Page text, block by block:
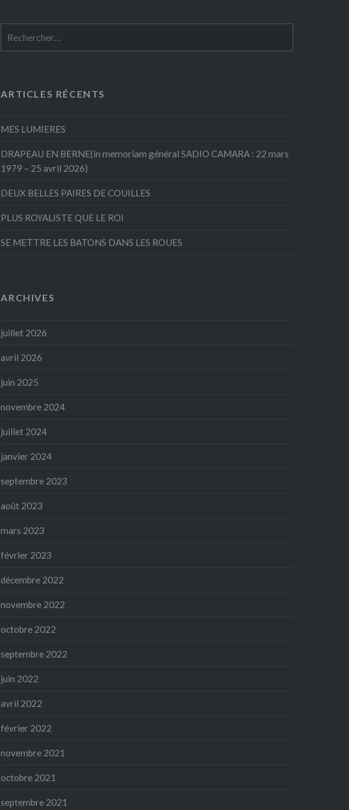
ARTICLES RÉCENTS
MES LUMIERES
DRAPEAU EN BERNE(in memoriam général SADIO CAMARA : 22 mars
1979 – 25 avril 2026)
DEUX BELLES PAIRES DE COUILLES
PLUS ROYALISTE QUE LE ROI
SE METTRE LES BATONS DANS LES ROUES
ARCHIVES
juillet 2026
avril 2026
juin 2025
novembre 2024
juillet 2024
janvier 2024
septembre 2023
août 2023
mars 2023
février 2023
décembre 2022
novembre 2022
octobre 2022
septembre 2022
juin 2022
avril 2022
février 2022
novembre 2021
octobre 2021
septembre 2021